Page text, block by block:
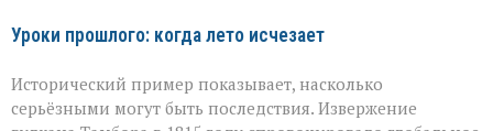
Уроки прошлого: когда лето исчезает
Исторический пример показывает, насколько
серьёзными могут быть последствия. Извержение